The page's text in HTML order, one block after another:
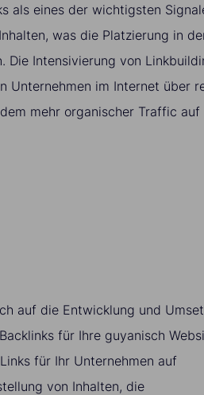
als eines der wichtigsten
was die Platzierung in
Die Intensivierung von
Unternehmen im Internet über
mehr organischer Traffic auf
auf die Entwicklung und
für Ihre guyanisch
für Ihr Unternehmen auf
von Inhalten, die